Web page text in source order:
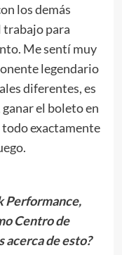
los demás
trabajo para
Me sentí muy
legendario
diferentes, es
el boleto en
exactamente
Performance,
Centro de
de esto?